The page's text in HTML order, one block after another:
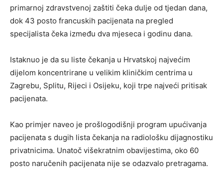
primarnoj zdravstvenoj zaštiti čeka dulje od tjedan dana,
dok 43 posto francuskih pacijenata na pregled
specijalista čeka između dva mjeseca i godinu dana.
Istaknuo je da su liste čekanja u Hrvatskoj najvećim
dijelom koncentrirane u velikim kliničkim centrima u
Zagrebu, Splitu, Rijeci i Osijeku, koji trpe najveći pritisak
pacijenata.
Kao primjer naveo je prošlogodišnji program upućivanja
pacijenata s dugih lista čekanja na radiološku dijagnostiku
privatnicima. Unatoč višekratnim obavijestima, oko 60
posto naručenih pacijenata nije se odazvalo pretragama.